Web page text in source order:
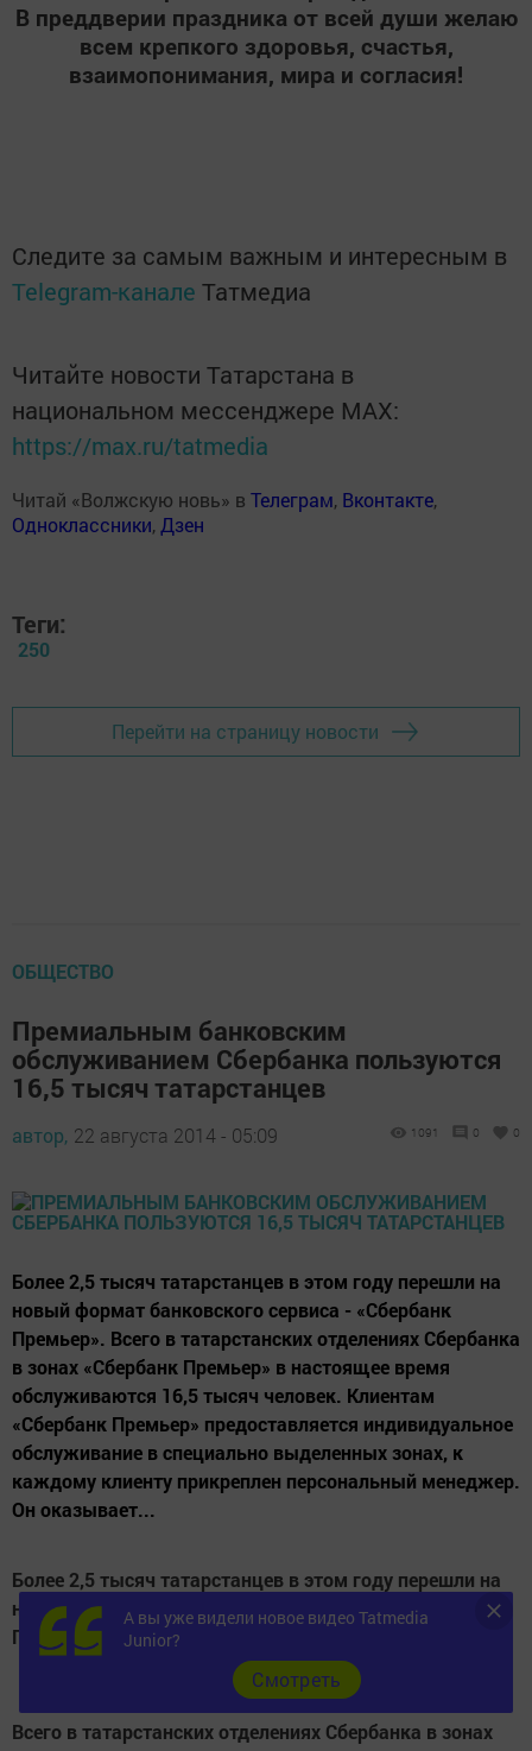
В преддверии праздника от всей души желаю
всем крепкого здоровья, счастья,
взаимопонимания, мира и согласия!
Следите за самым важным и интересным в
Telegram-канале Татмедиа
Читайте новости Татарстана в
национальном мессенджере MАХ:
https://max.ru/tatmedia
Читай «Волжскую новь» в Телеграм, Вконтакте,
Одноклассники, Дзен
Теги:
250
Перейти на страницу новости
ОБЩЕСТВО
Премиальным банковским
обслуживанием Сбербанка пользуются
16,5 тысяч татарстанцев
автор, 22 августа 2014 - 05:09 1091 0 0
Более 2,5 тысяч татарстанцев в этом году перешли на
новый формат банковского сервиса - «Сбербанк
Премьер». Всего в татарстанских отделениях Сбербанка
в зонах «Сбербанк Премьер» в настоящее время
обслуживаются 16,5 тысяч человек. Клиентам
«Сбербанк Премьер» предоставляется индивидуальное
обслуживание в специально выделенных зонах, к
каждому клиенту прикреплен персональный менеджер.
Он оказывает...
Более 2,5 тысяч татарстанцев в этом году перешли на
новый формат банковского сервиса - «Сбербанк
Премьер».
Всего в татарстанских отделениях Сбербанка в зонах
А вы уже видели новое видео Tatmedia
Junior?
Cмотреть